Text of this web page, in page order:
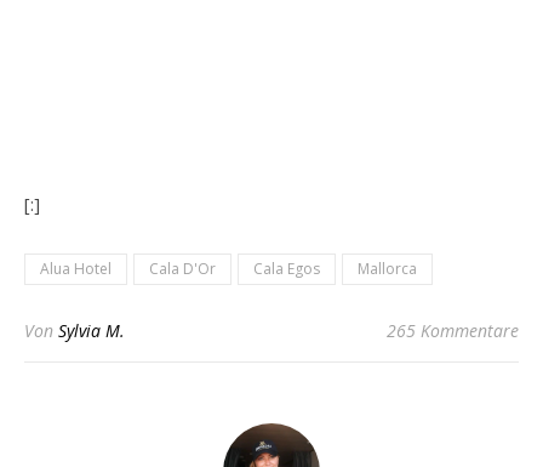
[:]
Alua Hotel Cala D'Or Cala Egos Mallorca
Von Sylvia M. 265 Kommentare